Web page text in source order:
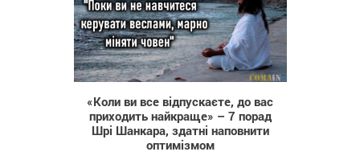
71 071
«Коли ви все відпускаєте, до вас
приходить найкраще» – 7 порад
Шрі Шанкара, здатні наповнити
оптимізмом